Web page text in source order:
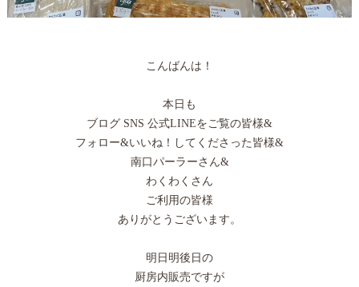
こんばんは！
本日も
ブログ SNS 公式LINEをご覧の皆様&
フォロー&いいね！してくださった皆様&
南口パーラーさん&
わくわくさん
ご利用の皆様
ありがとうございます。
明日明後日の
厨房内販売ですが